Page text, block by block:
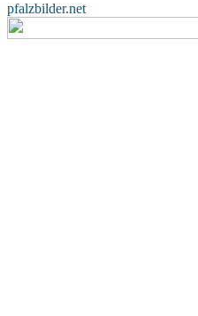
pfalzbilder.net